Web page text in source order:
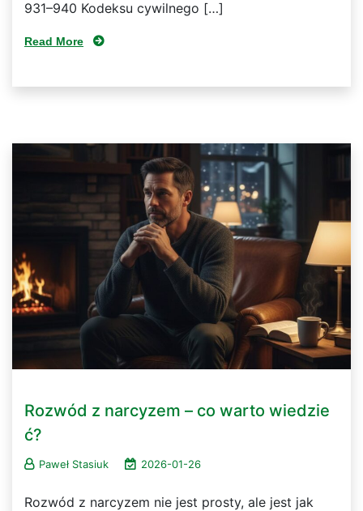
931–940 Kodeksu cywilnego […]
Read More
Rozwód z narcyzem – co warto wiedzie
ć?
Paweł Stasiuk 2026-01-26
Rozwód z narcyzem nie jest prosty, ale jest jak